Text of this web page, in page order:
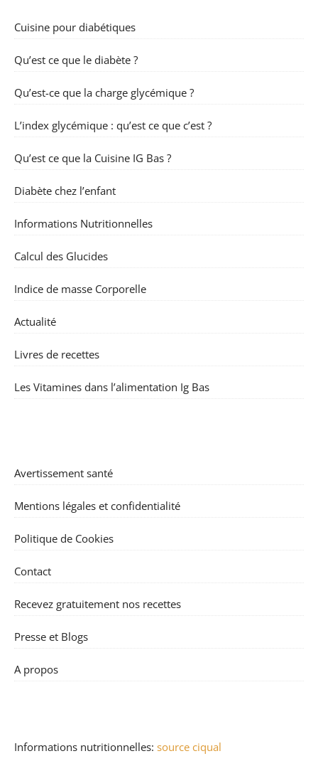
Cuisine pour diabétiques
Qu’est ce que le diabète ?
Qu’est-ce que la charge glycémique ?
L’index glycémique : qu’est ce que c’est ?
Qu’est ce que la Cuisine IG Bas ?
Diabète chez l’enfant
Informations Nutritionnelles
Calcul des Glucides
Indice de masse Corporelle
Actualité
Livres de recettes
Les Vitamines dans l’alimentation Ig Bas
Avertissement santé
Mentions légales et confidentialité
Politique de Cookies
Contact
Recevez gratuitement nos recettes
Presse et Blogs
A propos
Informations nutritionnelles: source ciqual